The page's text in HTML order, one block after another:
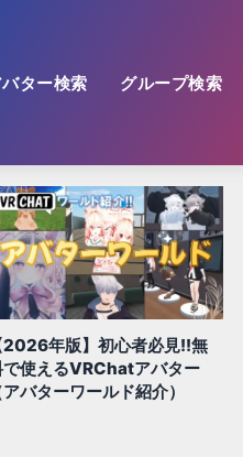
バター検索 グループ検索
2026年版】綺麗で壮大な景
多種多様な世界を味わえる
すすめ景観ワールドに行こう